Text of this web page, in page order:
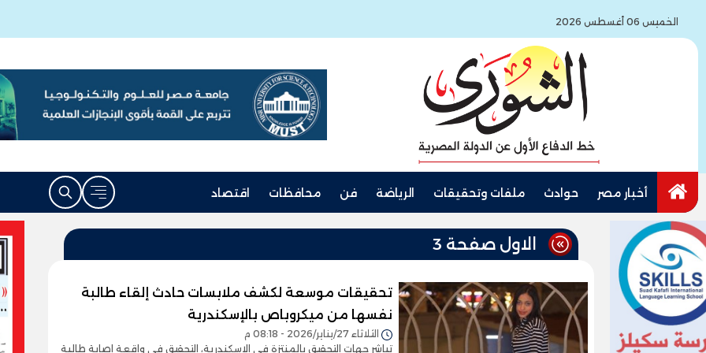
الخميس 06 أغسطس 2026
أخبار مصر حوادث ملفات وتحقيقات الرياضة فن محافظات اقتصاد
الاول صفحة 3
تحقيقات موسعة لكشف ملابسات حادث إلقاء طالبة
نفسها من ميكروباص بالإسكندرية
الثلاثاء 27/يناير/2026 - 08:18 م
تباشر جهات التحقيق بالمنتزة في الإسكندرية، التحقيق فى واقعة إصابة طالبة